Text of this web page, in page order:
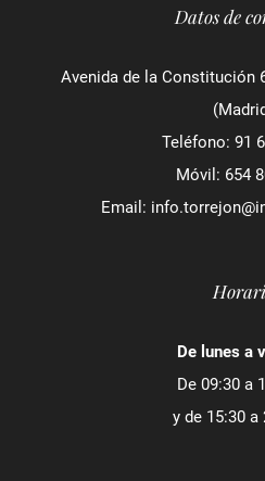
Datos de
Avenida de la Constitución
Teléfono: 91
Móvil: 654
Email:
De lunes a
De 09:30 a
y de 15:30 a